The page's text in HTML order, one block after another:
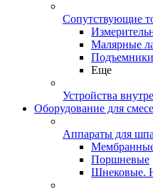
Сопутствующие
Малярные
Подъемники
Еще
Устройства
Оборудование для
Аппараты для
Поршневые
Шнековые.